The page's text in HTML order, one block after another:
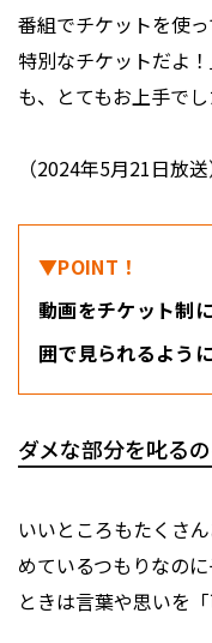
番組でチケットを使
特別なチケットだよ
も、とてもお上手でし
（2024年5月21日放送
▼POINT！
動画をチケット制
囲で見られるよう
ダメな部分を叱る
いいところもたくさ
めているつもりなの
ときは言葉や思いを